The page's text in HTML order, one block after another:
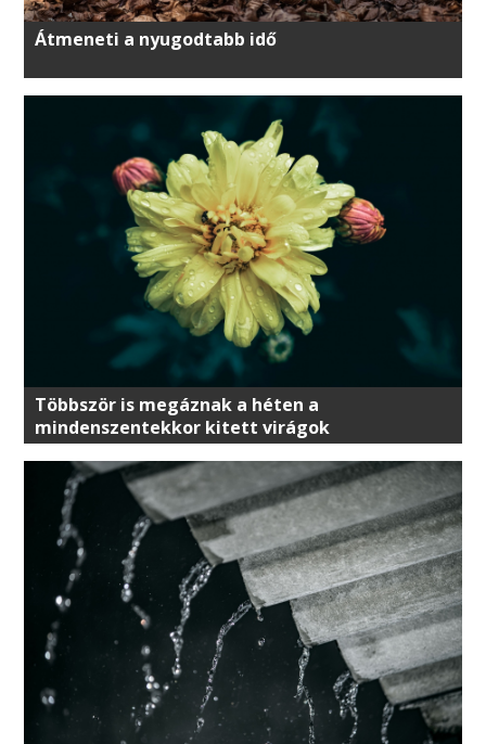
Átmeneti a nyugodtabb idő
Többször is megáznak a héten a
mindenszentekkor kitett virágok